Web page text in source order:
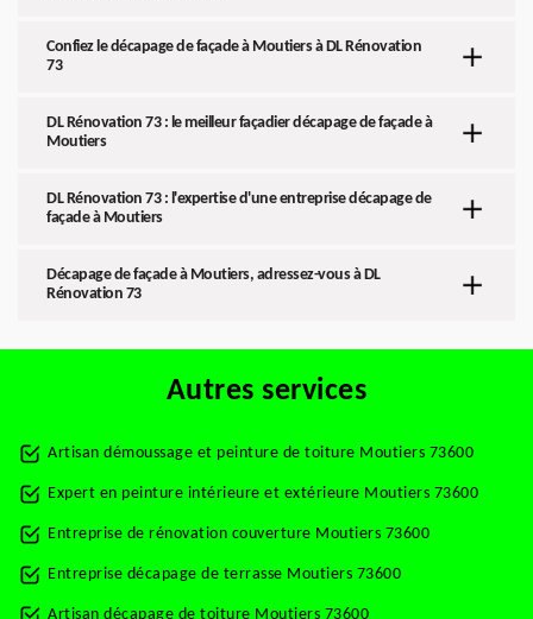
Confiez le décapage de façade à Moutiers à DL Rénovation
73
DL Rénovation 73 : le meilleur façadier décapage de façade à
Moutiers
DL Rénovation 73 : l'expertise d'une entreprise décapage de
façade à Moutiers
Décapage de façade à Moutiers, adressez-vous à DL
Rénovation 73
Autres services
Artisan démoussage et peinture de toiture Moutiers 73600
Expert en peinture intérieure et extérieure Moutiers 73600
Entreprise de rénovation couverture Moutiers 73600
Entreprise décapage de terrasse Moutiers 73600
Artisan décapage de toiture Moutiers 73600